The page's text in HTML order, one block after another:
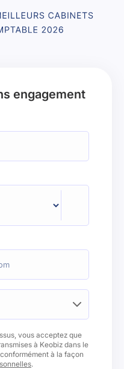
engagement
vous acceptez que
à Keobiz dans le
à la façon
.